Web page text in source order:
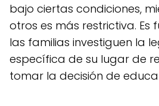
bajo ciertas condiciones,
otros es más restrictiva. Es
las familias investiguen la
específica de su lugar de
tomar la decisión de